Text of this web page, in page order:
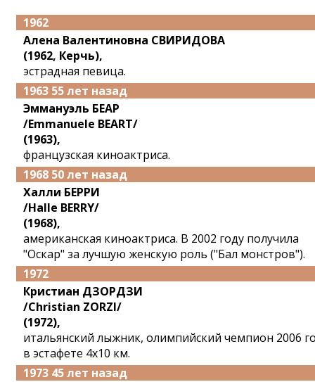
1962
Алена Валентиновна СВИРИДОВА
(1962, Керчь),
эстрадная певица.
1963 55 лет назад
Эммануэль БЕАР
/Emmanuele BEART/
(1963),
французская киноактриса.
1968 50 лет назад
Халли БЕРРИ
/Halle BERRY/
(1968),
американская киноактриса. В 2002 году получила
"Оскар" за лучшую женскую роль ("Бал монстров").
1972
Кристиан ДЗОРДЗИ
/Christian ZORZI/
(1972),
итальянский лыжник, олимпийский чемпион 2006
в эстафете 4x10 км.
1973 45 лет назад